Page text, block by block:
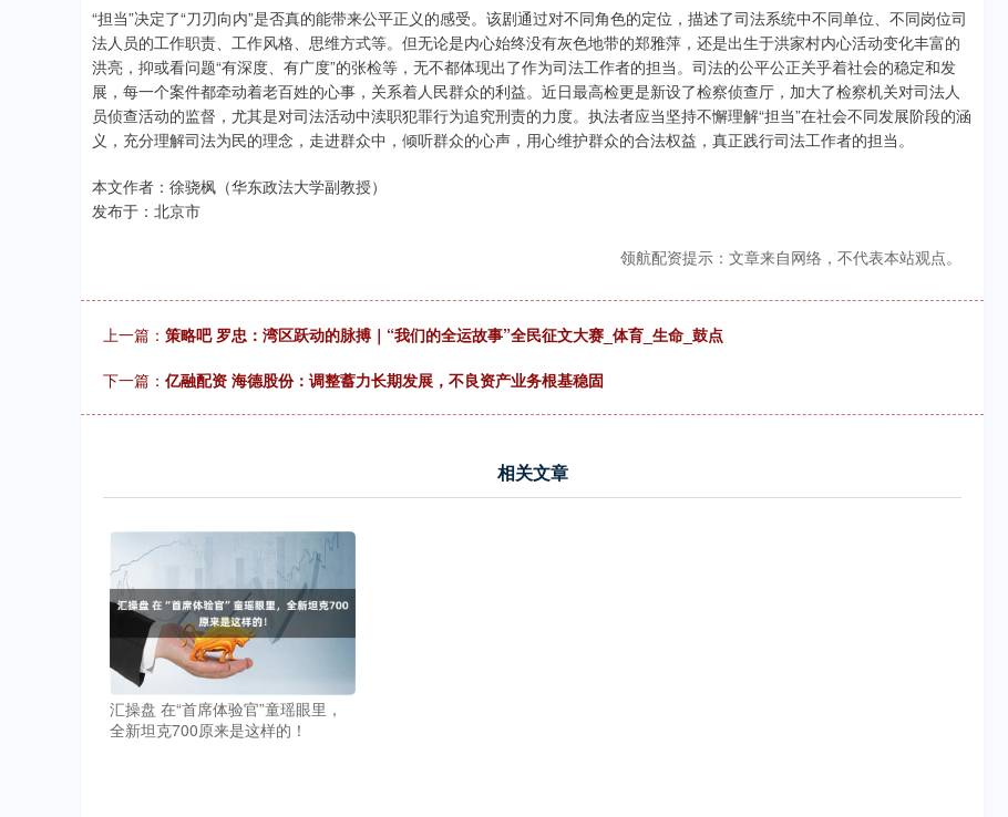
“担当”决定了“刀刃向内”是否真的能带来公平正义的感受。该剧通过对不同角色的定位，描述了司法系统中不同单位、不同岗位司
法人员的工作职责、工作风格、思维方式等。但无论是内心始终没有灰色地带的郑雅萍，还是出生于洪家村内心活动变化丰富的
洪亮，抑或看问题“有深度、有广度”的张检等，无不都体现出了作为司法工作者的担当。司法的公平公正关乎着社会的稳定和发
展，每一个案件都牵动着老百姓的心事，关系着人民群众的利益。近日最高检更是新设了检察侦查厅，加大了检察机关对司法人
员侦查活动的监督，尤其是对司法活动中渎职犯罪行为追究刑责的力度。执法者应当坚持不懈理解“担当”在社会不同发展阶段的涵
义，充分理解司法为民的理念，走进群众中，倾听群众的心声，用心维护群众的合法权益，真正践行司法工作者的担当。
本文作者：徐骁枫（华东政法大学副教授）
发布于：北京市
领航配资提示：文章来自网络，不代表本站观点。
上一篇： 策略吧 罗忠：湾区跃动的脉搏｜“我们的全运故事”全民征文大赛_体育_生命_鼓点
下一篇： 亿融配资 海德股份：调整蓄力长期发展，不良资产业务根基稳固
相关文章
汇操盘 在“首席体验官”童瑶眼里，
全新坦克700原来是这样的！